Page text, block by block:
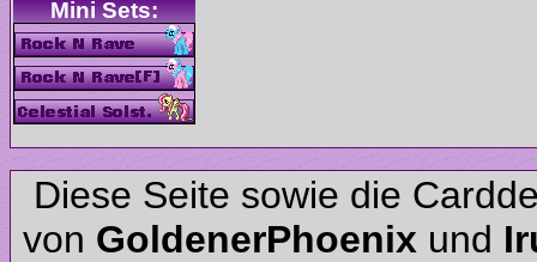
Diese Seite sowie die
von
und